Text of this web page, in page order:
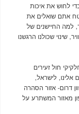
לחוש את איכות
אתם שואלים את
למה החיישנים של
שינוי שכולנו הרגשנו
חול זעירים
אלינו, לישראל,
דרום- אזור הסהרה
מאזור המשתרע על